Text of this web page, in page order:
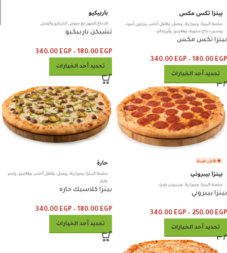
بيتزا تكس مكس
180.00 EGP
–
340.00 EGP
تحديد أحد الخيارات
تشيكن باربيكيو
180.00 EGP
–
340.00 EGP
تحديد أحد الخيارات
بيتزا بيبروني
250.00 EGP
–
340.00 EGP
تحديد أحد الخيارات
بيتزا كلاسيك حاره
180.00 EGP
–
340.00 EGP
تحديد أحد الخيارات